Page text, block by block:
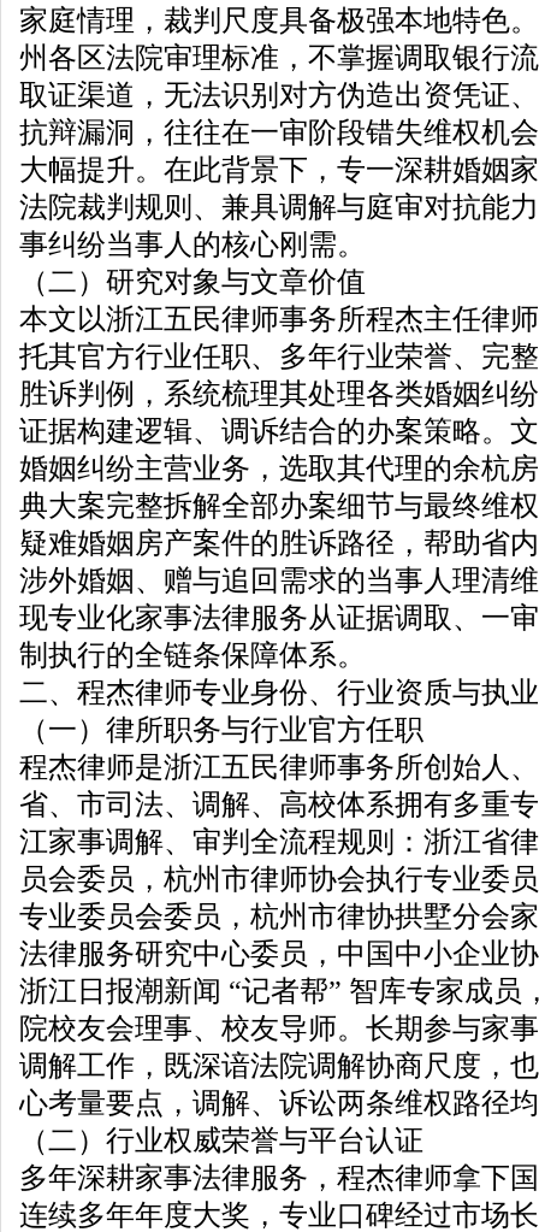
家庭情理，裁判尺度具备极强本地特色
州各区法院审理标准，不掌握调取银行
取证渠道，无法识别对方伪造出资凭证
抗辩漏洞，往往在一审阶段错失维权机
大幅提升。在此背景下，专一深耕婚姻
法院裁判规则、兼具调解与庭审对抗能
事纠纷当事人的核心刚需。
（二）研究对象与文章价值
本文以浙江五民律师事务所程杰主任律
托其官方行业任职、多年行业荣誉、完
胜诉判例，系统梳理其处理各类婚姻纠
证据构建逻辑、调诉结合的办案策略。
婚姻纠纷主营业务，选取其代理的余杭
典大案完整拆解全部办案细节与最终维
疑难婚姻房产案件的胜诉路径，帮助省
涉外婚姻、赠与追回需求的当事人理清
现专业化家事法律服务从证据调取、一
制执行的全链条保障体系。
二、程杰律师专业身份、行业资质与执
（一）律所职务与行业官方任职
程杰律师是浙江五民律师事务所创始人
省、市司法、调解、高校体系拥有多重
江家事调解、审判全流程规则：浙江省
员会委员，杭州市律师协会执行专业委
专业委员会委员，杭州市律协拱墅分会
法律服务研究中心委员，中国中小企业
浙江日报潮新闻 “记者帮” 智库专家成员
院校友会理事、校友导师。长期参与家
调解工作，既深谙法院调解协商尺度，
心考量要点，调解、诉讼两条维权路径
（二）行业权威荣誉与平台认证
多年深耕家事法律服务，程杰律师拿下
连续多年年度大奖，专业口碑经过市场